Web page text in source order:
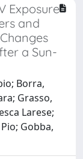
Exposure
and
a Sun-
Borra,
Grasso,
Larese;
Gobba,